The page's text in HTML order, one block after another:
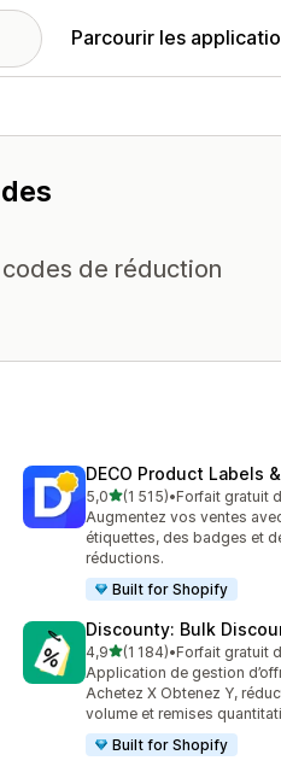
Parcourir les
de réduction
DECO Product Labels
5,0étoile(s) sur 5
(1 515)
1515 avis au total
•Forfait gratuit
Augmentez vos ventes
étiquettes, des badges et
réductions.
Built for Shopify
Discounty: Bulk
4,9étoile(s) sur 5
(1 184)
1184 avis au total
•Forfait gratuit
Application de gestion
Achetez X Obtenez Y,
volume et remises
Built for Shopify